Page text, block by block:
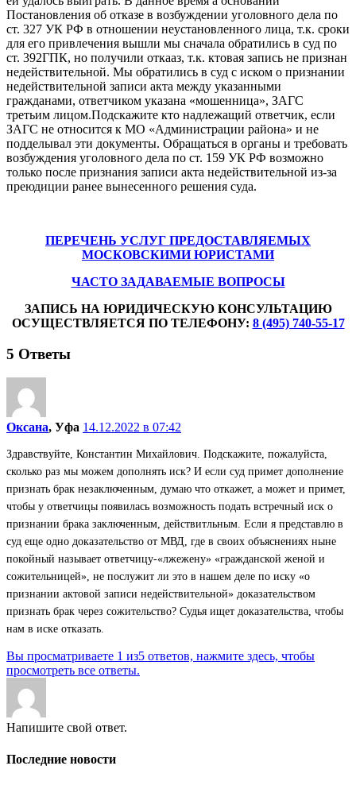
Постановления об отказе в возбуждении уголовного дела по
ст. 327 УК РФ в отношении неустановленного лица, т.к. сроки
для его привлечения вышли мы сначала обратились в суд по
ст. 392ГПК, но получили откааз, т.к. ктовая запись не признан
недействительной. Мы обратились в суд с иском о признании
недействительной записи акта между указанными
гражданами, ответчиком указана «мошенница», ЗАГС
третьим лицом.Подскажите кто надлежащий ответчик, если
ЗАГС не относится к МО «Администрации района» и не
подделывал эти документы. Обращаться в органы и требовать
возбуждения уголовного дела по ст. 159 УК РФ возможно
только после признания записи акта недействительной из-за
преюдиции ранее вынесенного решения суда.
ПЕРЕЧЕНЬ УСЛУГ ПРЕДОСТАВЛЯЕМЫХ
МОСКОВСКИМИ ЮРИСТАМИ
ЧАСТО ЗАДАВАЕМЫЕ ВОПРОСЫ
ЗАПИСЬ НА ЮРИДИЧЕСКУЮ КОНСУЛЬТАЦИЮ
ОСУЩЕСТВЛЯЕТСЯ ПО ТЕЛЕФОНУ: 8 (495) 740-55-17
5 Ответы
Оксана, Уфа 14.12.2022 в 07:42
Здравствуйте, Константин Михайлович. Подскажите, пожалуйста,
сколько раз мы можем дополнять иск? И если суд примет дополнение
признать брак незаключенным, думаю что откажет, а может и примет,
чтобы у ответчицы появилась возможность подать встречный иск о
признании брака заключенным, действитльным. Если я представлю в
суд еще одно доказательство от МВД, где в своих объяснениях ныне
покойный называет ответчицу-«лжежену» «гражданской женой и
сожительницей», не послужит ли это в нашем деле по иску «о
признании актовой записи недействительной» доказательством
признать брак через сожительство? Судья ищет доказательства, чтобы
нам в иске отказать.
Вы просматриваете 1 из5 ответов, нажмите здесь, чтобы
просмотреть все ответы.
Напишите свой ответ.
Последние новости